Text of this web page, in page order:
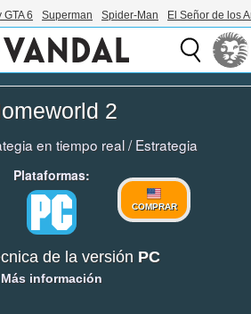
6 Superman Spider-Man El Señor de los
2
en tiempo real/Estrategia
Plataformas:
COMPRAR
de la versión PC
Más información